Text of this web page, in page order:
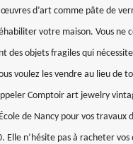
d’art comme pâte de
votre maison. Vous ne
des objets fragiles qui
voulez les vendre au lieu de
Comptoir art jewelry
de Nancy pour vos travaux
Elle n’hésite pas à racheter